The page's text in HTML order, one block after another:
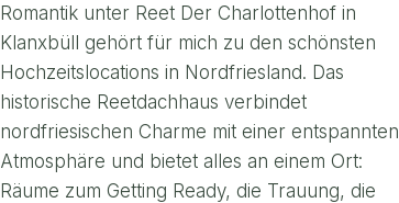
Romantik unter Reet Der Charlottenhof in
Klanxbüll gehört für mich zu den schönsten
Hochzeitslocations in Nordfriesland. Das
historische Reetdachhaus verbindet
nordfriesischen Charme mit einer entspannten
Atmosphäre und bietet alles an einem Ort:
Räume zum Getting Ready, die Trauung, die